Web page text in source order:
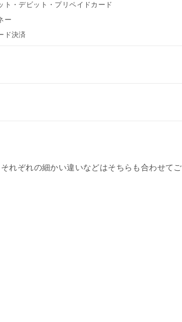
ト・デビット・プリペイドカード
ー
ド決済
れぞれの細かい違いなどはそちらも合わせてご